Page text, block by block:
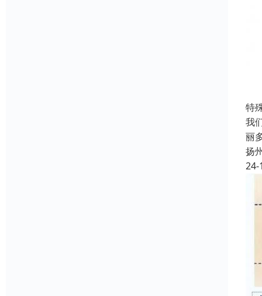
特
我
丽
扬
24-